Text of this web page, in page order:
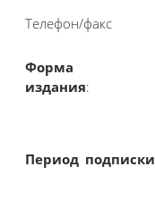
Телефон/факс
Форма
издания:
Период подписки